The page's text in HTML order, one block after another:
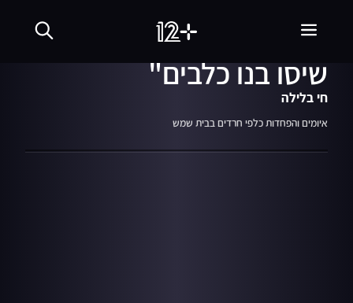
תיעוד: "נערים חילונים
שיסו בנו כלבים"
חי בלילה
איומים והפחדות כלפי חרדים בבית שמש